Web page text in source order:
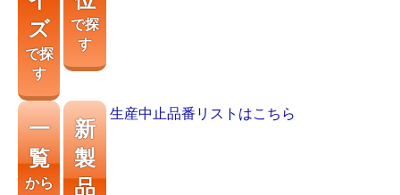
ズ
で探
す
で探
す
一
覧
から
新
製
品
生産中止品番リストはこちら